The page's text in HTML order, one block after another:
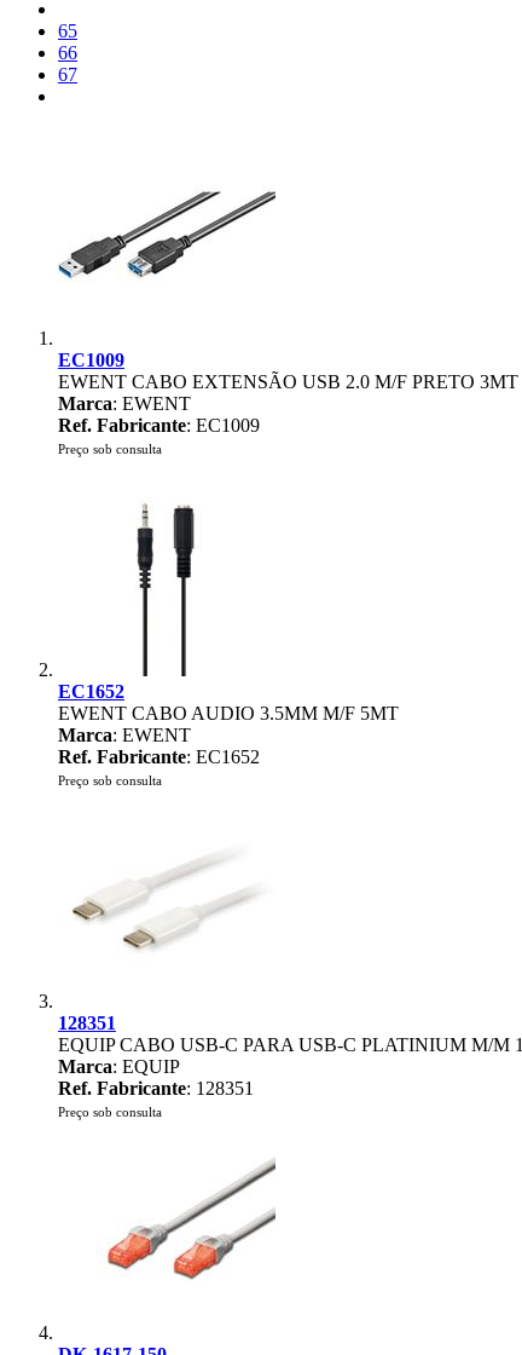
65
66
67
EC1009
EWENT CABO EXTENSÃO USB 2.0 M/F PRETO 3MT
Marca: EWENT
Ref. Fabricante: EC1009
Preço sob consulta
EC1652
EWENT CABO AUDIO 3.5MM M/F 5MT
Marca: EWENT
Ref. Fabricante: EC1652
Preço sob consulta
128351
EQUIP CABO USB-C PARA USB-C PLATINIUM M/M
Marca: EQUIP
Ref. Fabricante: 128351
Preço sob consulta